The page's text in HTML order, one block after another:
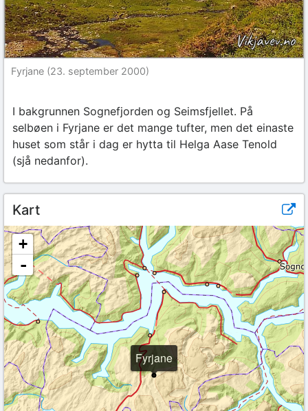
Fyrjane (23. september 2000)
I bakgrunnen Sognefjorden og Seimsfjellet. På
selbøen i Fyrjane er det mange tufter, men det einaste
huset som står i dag er hytta til Helga Aase Tenold
(sjå nedanfor).
Kart
Fyrjane
+
-